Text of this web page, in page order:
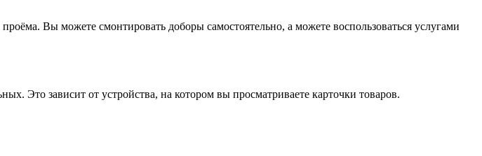
Вы можете смонтировать доборы самостоятельно, а можете воспользоваться услугами
Это зависит от устройства, на котором вы просматриваете карточки товаров.